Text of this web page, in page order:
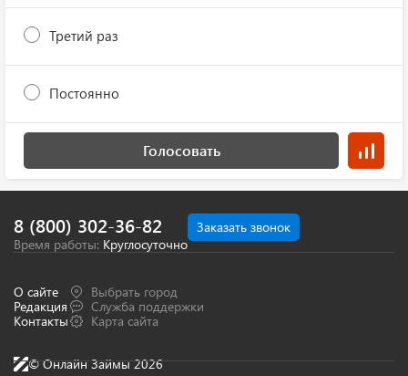
Третий раз
Постоянно
Голосовать
© Онлайн Займы 2026
О сайте
Редакция
Контакты
Выбрать город
Служба поддержки
Карта сайта
Заказать звонок
8 (800) 302-36-82
Время работы: Круглосуточно